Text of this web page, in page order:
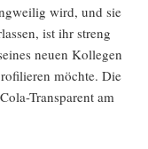
wird, und sie
ist ihr streng
neu­en Kol­le­gen
möch­te. Die
Trans­pa­rent am